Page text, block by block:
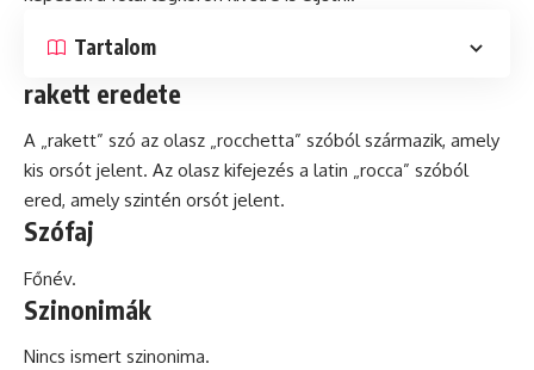
Tartalom
rakett eredete
A „rakett” szó az olasz „rocchetta” szóból származik, amely
kis orsót jelent. Az olasz kifejezés a latin „rocca” szóból
ered, amely szintén orsót jelent.
Szófaj
Főnév.
Szinonimák
Nincs ismert szinonima.